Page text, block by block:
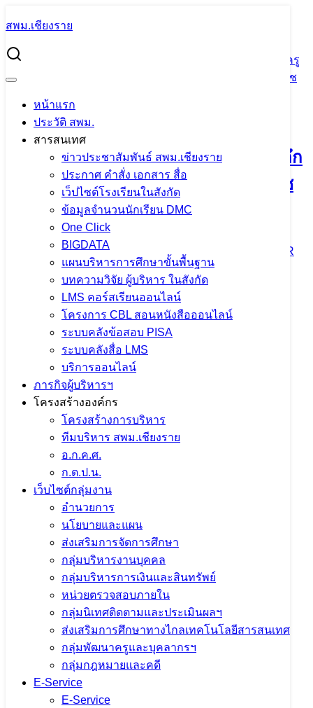
to
content
สพม.เชียงราย
หน้าแรก
ประวัติ สพม.
สารสนเทศ
ข่าวประชาสัมพันธ์ สพม.เชียงราย
ประกาศ คำสั่ง เอกสาร สื่อ
เว็ปไซต์โรงเรียนในสังกัด
ข้อมูลจำนวนนักเรียน DMC
One Click
BIGDATA
แผนบริหารการศึกษาขั้นพื้นฐาน
บทความวิจัย ผู้บริหาร ในสังกัด
LMS คอร์สเรียนออนไลน์
โครงการ CBL สอนหนังสือออนไลน์
ระบบคลังข้อสอบ PISA
ระบบคลังสื่อ LMS
บริการออนไลน์
ภารกิจผู้บริหารฯ
โครงสร้างองค์กร
โครงสร้างการบริหาร
ทีมบริหาร สพม.เชียงราย
อ.ก.ค.ศ.
ก.ต.ป.น.
เว็บไซต์กลุ่มงาน
อำนวยการ
นโยบายและแผน
ส่งเสริมการจัดการศึกษา
กลุ่มบริหารงานบุคคล
กลุ่มบริหารการเงินและสินทรัพย์
หน่วยตรวจสอบภายใน
กลุ่มนิเทศติดตามและประเมินผลฯ
ส่งเสริมการศึกษาทางไกลเทคโนโลยีสารสนเทศ
กลุ่มพัฒนาครูและบุคลากรฯ
กลุ่มกฎหมายและคดี
E-Service
E-Service
for:
ผอ.สพม.เชียงราย ร่วมเป็นเกียรติในการลงพื้นที่ศึกษาข้อมูลครู
และชุมชนในเชิงลึก “รางวัลครูเจ้าฟ้ากรมหลวงนราธิวาสราช
ผอ.สพม.เชียงราย ร่วมเป็นเกียรติในการ
ลงพื้นที่ศึกษาข้อมูลครูและชุมชนในเชิงลึก
“รางวัลครูเจ้าฟ้ากรมหลวงนราธิวาสราช
นครินทร์” ประจำปี 2568
12 ธันวาคม 2024
PR SESAOCR
ข่าวประชาสัมพันธ์ สพม.เชียงราย
จำนวนผู้ชม: 1,025
เนื้อหาอื่นๆ
การประชุมคณะกรรมการขับเคลื่อน
การนำเข้าข้อมูล OIT+ ประจำ